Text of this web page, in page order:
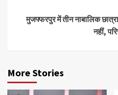
मुजफ्फरपुर में तीन नाबालिक
नहीं,
More Stories